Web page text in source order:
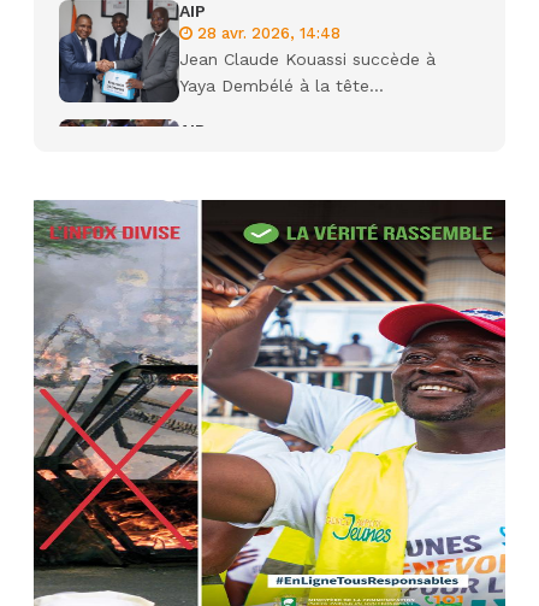
AIP
28 avr. 2026, 14:48
Jean Claude Kouassi succède à
Yaya Dembélé à la tête...
AIP
Camara tué lors d’attaques...
22 avr. 2026, 16:41
Des bureaux ravagés dans un
incendie survenu à la mairie...
AIP
10 avr. 2026, 09:48
Nommé Médiateur de la
République, Gaoussou Touré prend
officiellement fonction
AIP
13 mars 2026, 10:43
Nécrologie : décès de Guillaume
Houphouët-Boigny, fils du Père